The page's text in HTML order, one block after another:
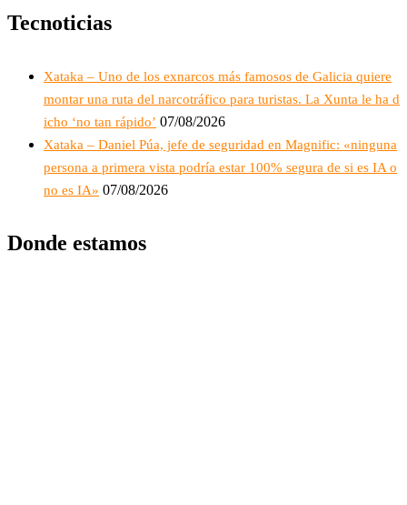
Tecnoticias
Xataka – Uno de los exnarcos más famosos de Galicia quiere
montar una ruta del narcotráfico para turistas. La Xunta le ha d
icho ‘no tan rápido’ 07/08/2026
Xataka – Daniel Púa, jefe de seguridad en Magnific: «ninguna
persona a primera vista podría estar 100% segura de si es IA o
no es IA» 07/08/2026
Donde estamos